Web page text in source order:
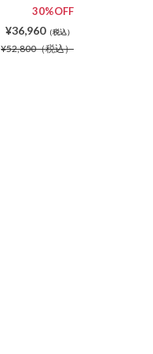
30%OFF
¥36,960（税込）
¥52,800（税込）